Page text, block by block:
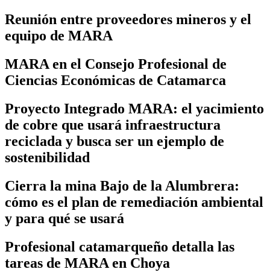
Reunión entre proveedores mineros y el
equipo de MARA
MARA en el Consejo Profesional de
Ciencias Económicas de Catamarca
Proyecto Integrado MARA: el yacimiento
de cobre que usará infraestructura
reciclada y busca ser un ejemplo de
sostenibilidad
Cierra la mina Bajo de la Alumbrera:
cómo es el plan de remediación ambiental
y para qué se usará
Profesional catamarqueño detalla las
tareas de MARA en Choya